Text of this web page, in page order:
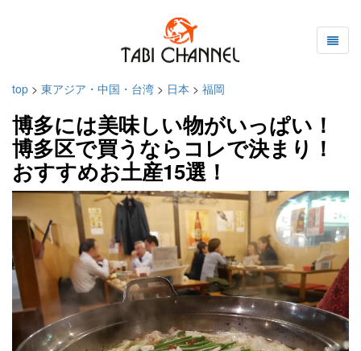
top > 東アジア・中国・台湾 > 日本 > 福岡
博多には美味しい物がいっぱい！
博多区で買うならコレで決まり！
おすすめお土産15選！